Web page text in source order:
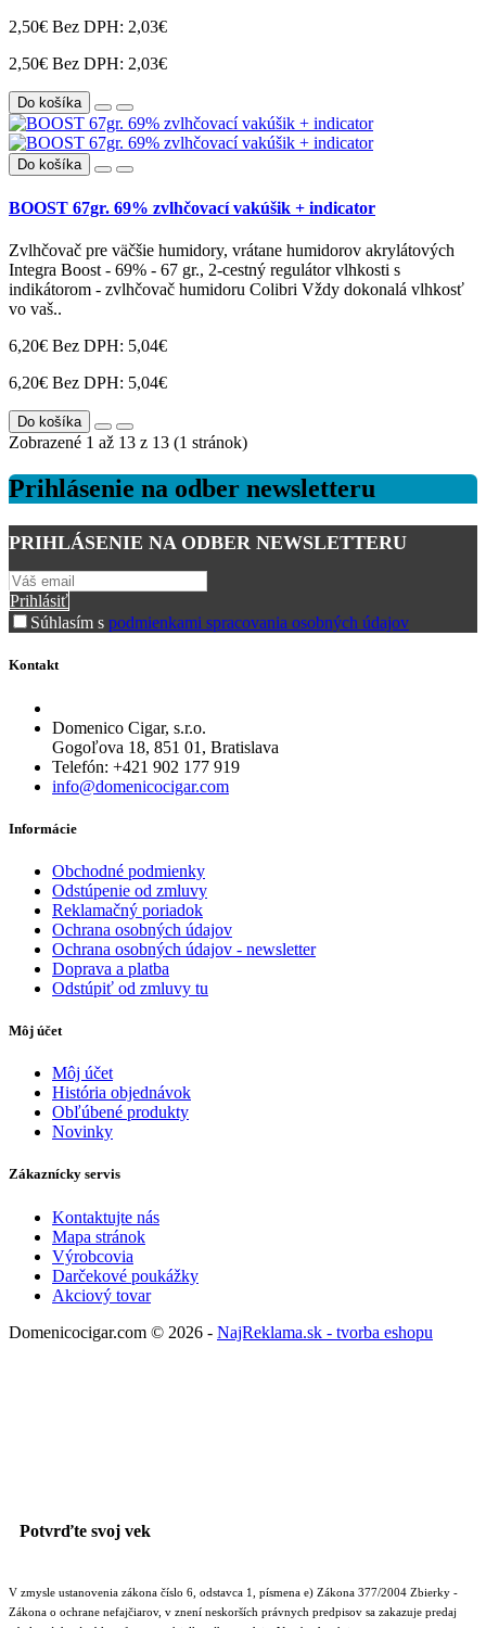
2,50€ Bez DPH: 2,03€
2,50€ Bez DPH: 2,03€
Do košíka
Do košíka
BOOST 67gr. 69% zvlhčovací vakúšik + indicator
Zvlhčovač pre väčšie humidory, vrátane humidorov akrylátových
Integra Boost - 69% - 67 gr., 2-cestný regulátor vlhkosti s
indikátorom - zvlhčovač humidoru Colibri Vždy dokonalá vlhkosť
vo vaš..
6,20€ Bez DPH: 5,04€
6,20€ Bez DPH: 5,04€
Do košíka
Zobrazené 1 až 13 z 13 (1 stránok)
Prihlásenie na odber newsletteru
PRIHLÁSENIE NA ODBER NEWSLETTERU
Prihlásiť
Súhlasím s podmienkami spracovania osobných údajov
Kontakt
Domenico Cigar, s.r.o.
Gogoľova 18, 851 01, Bratislava
Telefón: +421 902 177 919
info@domenicocigar.com
Informácie
Obchodné podmienky
Odstúpenie od zmluvy
Reklamačný poriadok
Ochrana osobných údajov
Ochrana osobných údajov - newsletter
Doprava a platba
Odstúpiť od zmluvy tu
Môj účet
Môj účet
História objednávok
Obľúbené produkty
Novinky
Zákaznícky servis
Kontaktujte nás
Mapa stránok
Výrobcovia
Darčekové poukážky
Akciový tovar
Domenicocigar.com © 2026 - NajReklama.sk - tvorba eshopu
Potvrďte svoj vek
V zmysle ustanovenia zákona číslo 6, odstavca 1, písmena e) Zákona 377/2004 Zbierky -
Zákona o ochrane nefajčiarov, v znení neskorších právnych predpisov sa zakazuje predaj